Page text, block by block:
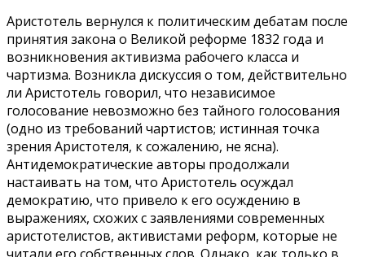
Аристотель вернулся к политическим дебатам после
принятия закона о Великой реформе 1832 года и
возникновения активизма рабочего класса и
чартизма. Возникла дискуссия о том, действительно
ли Аристотель говорил, что независимое
голосование невозможно без тайного голосования
(одно из требований чартистов; истинная точка
зрения Аристотеля, к сожалению, не ясна).
Антидемократические авторы продолжали
настаивать на том, что Аристотель осуждал
демократию, что привело к его осуждению в
выражениях, схожих с заявлениями современных
аристотелистов, активистами реформ, которые не